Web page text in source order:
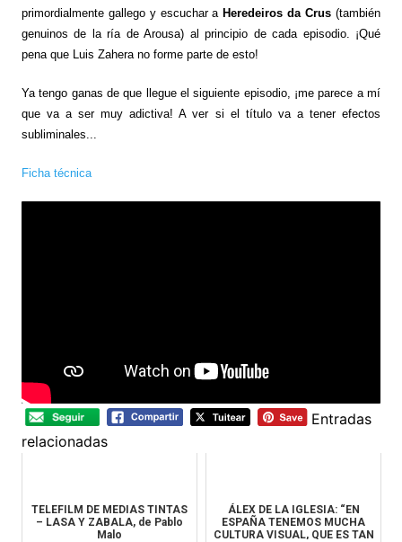
primordialmente gallego y escuchar aHeredeiros da Crus (también
genuinos de la ría de Arousa) al principio de cada episodio. ¡Qué
pena que Luis Zahera no forme parte de esto!
Ya tengo ganas de que llegue el siguiente episodio, ¡me parece a mí
que va a ser muy adictiva! A ver si el título va a tener efectos
subliminales...
Ficha técnica
Entradas
relacionadas
TELEFILM DE MEDIAS TINTAS
– LASA Y ZABALA, de Pablo
Malo
ÁLEX DE LA IGLESIA: “EN
ESPAÑA TENEMOS MUCHA
CULTURA VISUAL, QUE ES TAN